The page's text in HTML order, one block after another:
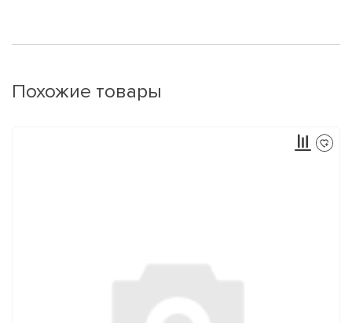
Похожие товары